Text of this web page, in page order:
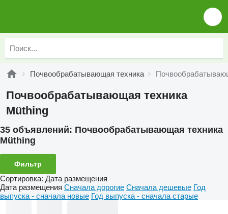
Почвообрабатывающая техника
Почвообрабатывающая техника
Müthing
35 объявлений: Почвообрабатывающая техника
Müthing
Фильтр
Сортировка: Дата размещения
Дата размещения Сначала дорогие Сначала дешевые Год
выпуска - сначала новые Год выпуска - сначала старые